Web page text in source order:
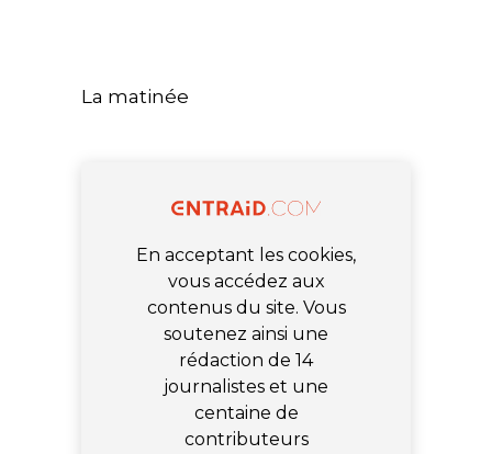
La matinée
En acceptant les cookies,
vous accédez aux
contenus du site. Vous
soutenez ainsi une
rédaction de 14
journalistes et une
centaine de
contributeurs